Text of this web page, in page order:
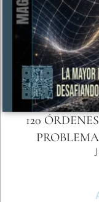
120